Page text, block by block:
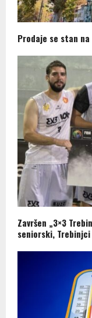
Prodaje se stan
Završen „3×3
seniorski,